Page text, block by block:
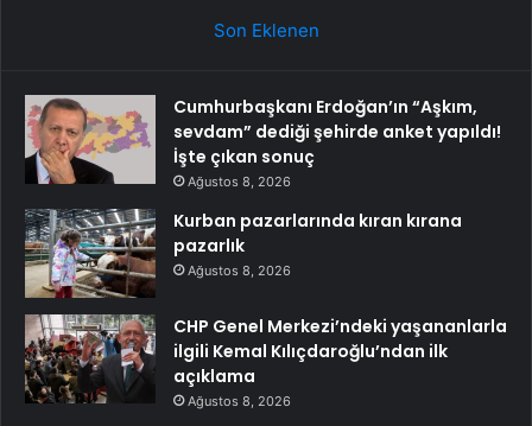
Son Eklenen
Cumhurbaşkanı Erdoğan’ın “Aşkım,
sevdam” dediği şehirde anket yapıldı!
İşte çıkan sonuç
Ağustos 8, 2026
Kurban pazarlarında kıran kırana
pazarlık
Ağustos 8, 2026
CHP Genel Merkezi’ndeki yaşananlarla
ilgili Kemal Kılıçdaroğlu’ndan ilk
açıklama
Ağustos 8, 2026